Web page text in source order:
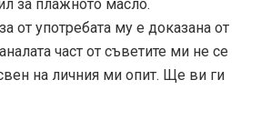
за плажното масло.
от употребата му е доказана от
част от съветите ми не се
на личния ми опит. Ще ви ги